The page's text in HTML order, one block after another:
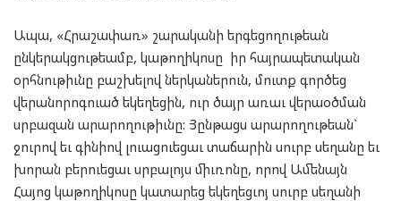
Ապա, «Հրաշափառ» շարականի երգեցողութեան
ընկերակցութեամբ, կաթողիկոսը իր հայրապետական
օրհնութիւնը բաշխելով ներկաներուն, մուտք գործեց
վերանորոգուած եկեղեցին, ուր ծայր առաւ վերաօծման
սրբազան արարողութիւնը: Յընթացս արարողութեան`
ջուրով եւ գինիով լուացուեցաւ տաճարին սուրբ սեղանը եւ
խորան բերուեցաւ սրբալոյս միւռոնը, որով Ամենայն
Հայոց կաթողիկոսը կատարեց եկեղեցւոյ սուրբ սեղանի